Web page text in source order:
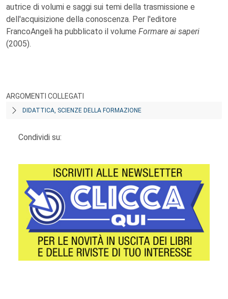
autrice di volumi e saggi sui temi della trasmissione e
dell'acquisizione della conoscenza. Per l'editore
FrancoAngeli ha pubblicato il volume Formare ai saperi
(2005).
ARGOMENTI COLLEGATI
DIDATTICA, SCIENZE DELLA FORMAZIONE
Condividi su: